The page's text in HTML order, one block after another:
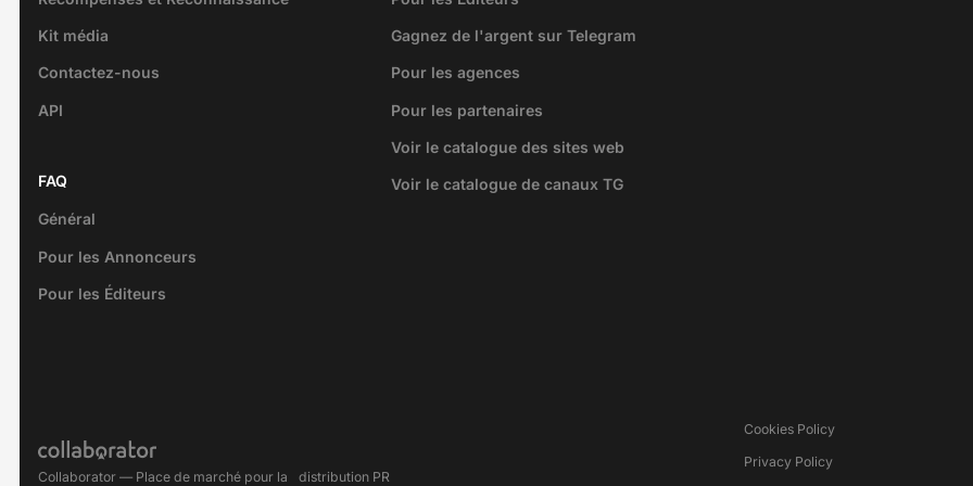
Kit média
Contactez-nous
API
FAQ
Général
Pour les Annonceurs
Pour les Éditeurs
Gagnez de l'argent sur Telegram
Pour les agences
Pour les partenaires
Voir le catalogue des sites web
Voir le catalogue de canaux TG
Collaborator — Place de marché pour la distribution PR
Cookies Policy
Privacy Policy